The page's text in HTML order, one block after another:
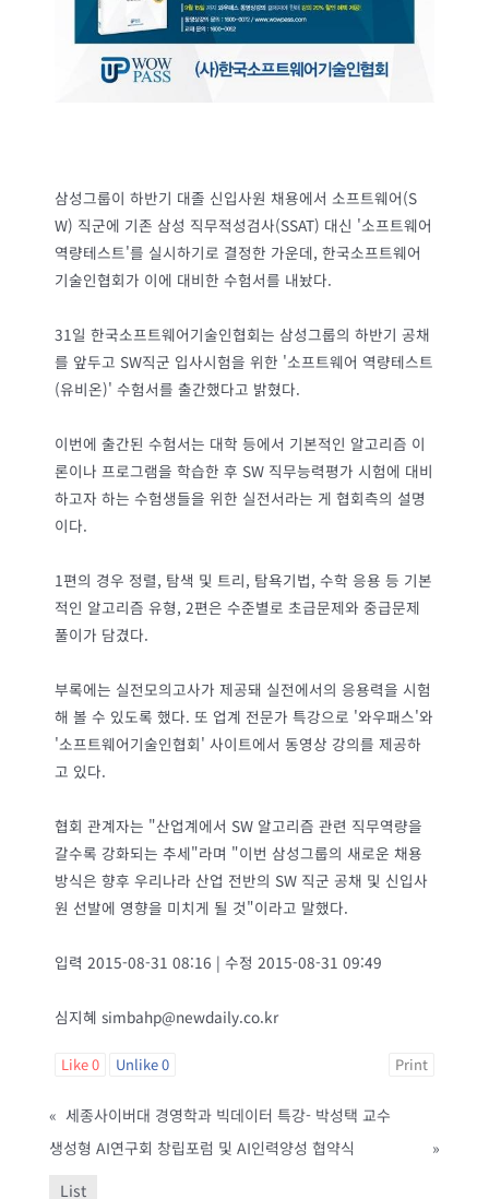
삼성그룹이 하반기 대졸 신입사원 채용에서 소프트웨어(S
W) 직군에 기존 삼성 직무적성검사(SSAT) 대신 '소프트웨어
역량테스트'를 실시하기로 결정한 가운데, 한국소프트웨어
기술인협회가 이에 대비한 수험서를 내놨다.
31일 한국소프트웨어기술인협회는 삼성그룹의 하반기 공채
를 앞두고 SW직군 입사시험을 위한 '소프트웨어 역량테스트
(유비온)' 수험서를 출간했다고 밝혔다.
이번에 출간된 수험서는 대학 등에서 기본적인 알고리즘 이
론이나 프로그램을 학습한 후 SW 직무능력평가 시험에 대비
하고자 하는 수험생들을 위한 실전서라는 게 협회측의 설명
이다.
1편의 경우 정렬, 탐색 및 트리, 탐욕기법, 수학 응용 등 기본
적인 알고리즘 유형, 2편은 수준별로 초급문제와 중급문제
풀이가 담겼다.
부록에는 실전모의고사가 제공돼 실전에서의 응용력을 시험
해 볼 수 있도록 했다. 또 업계 전문가 특강으로 '와우패스'와
'소프트웨어기술인협회' 사이트에서 동영상 강의를 제공하
고 있다.
협회 관계자는 "산업계에서 SW 알고리즘 관련 직무역량을
갈수록 강화되는 추세"라며 "이번 삼성그룹의 새로운 채용
방식은 향후 우리나라 산업 전반의 SW 직군 공채 및 신입사
원 선발에 영향을 미치게 될 것"이라고 말했다.
입력 2015-08-31 08:16 | 수정 2015-08-31 09:49
심지혜 simbahp@newdaily.co.kr
Like0 Unlike0 Print
« 세종사이버대 경영학과 빅데이터 특강- 박성택 교수
생성형 AI연구회 창립포럼 및 AI인력양성 협약식
»
List